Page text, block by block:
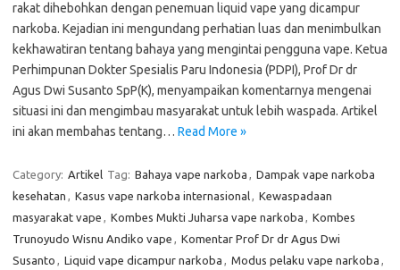
rakat dihebohkan dengan penemuan liquid vape yang dicampur
narkoba. Kejadian ini mengundang perhatian luas dan menimbulkan
kekhawatiran tentang bahaya yang mengintai pengguna vape. Ketua
Perhimpunan Dokter Spesialis Paru Indonesia (PDPI), Prof Dr dr
Agus Dwi Susanto SpP(K), menyampaikan komentarnya mengenai
situasi ini dan mengimbau masyarakat untuk lebih waspada. Artikel
ini akan membahas tentang… Read More »
Category: Artikel Tag: Bahaya vape narkoba , Dampak vape narkoba
kesehatan , Kasus vape narkoba internasional, Kewaspadaan
masyarakat vape , Kombes Mukti Juharsa vape narkoba , Kombes
Trunoyudo Wisnu Andiko vape , Komentar Prof Dr dr Agus Dwi
Susanto , Liquid vape dicampur narkoba , Modus pelaku vape narkoba ,